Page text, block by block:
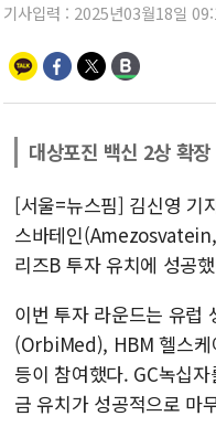
기사입력 : 2025년03월18일
대상포진 백신 2상 확
[서울=뉴스핌] 김신영 기
스바테인
리즈B 투자 유치에 성공
이번 투자 라운드는 유럽
(OrbiMed), HBM 헬스
등이 참여했다. GC녹십
금 유치가 성공적으로 마